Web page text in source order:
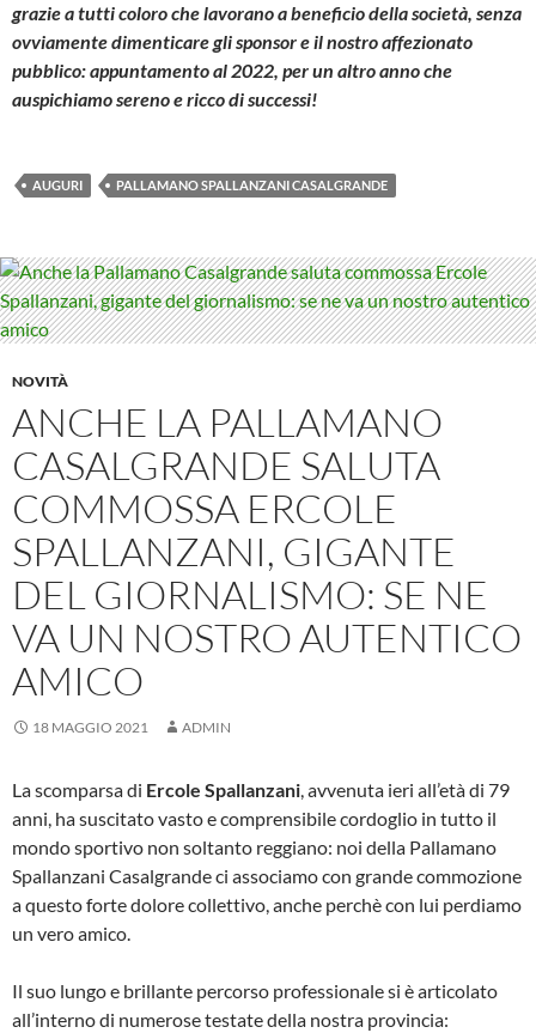
grazie a tutti coloro che lavorano a beneficio della società, senza
ovviamente dimenticare gli sponsor e il nostro affezionato
pubblico: appuntamento al 2022, per un altro anno che
auspichiamo sereno e ricco di successi!
AUGURI PALLAMANO SPALLANZANI CASALGRANDE
NOVITÀ
ANCHE LA PALLAMANO
CASALGRANDE SALUTA
COMMOSSA ERCOLE
SPALLANZANI, GIGANTE
DEL GIORNALISMO: SE NE
VA UN NOSTRO AUTENTICO
AMICO
18 MAGGIO 2021 ADMIN
La scomparsa di Ercole Spallanzani, avvenuta ieri all’età di 79
anni, ha suscitato vasto e comprensibile cordoglio in tutto il
mondo sportivo non soltanto reggiano: noi della Pallamano
Spallanzani Casalgrande ci associamo con grande commozione
a questo forte dolore collettivo, anche perchè con lui perdiamo
un vero amico.
Il suo lungo e brillante percorso professionale si è articolato
all’interno di numerose testate della nostra provincia: